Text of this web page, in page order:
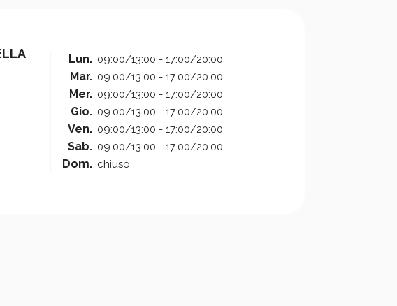
Lun. 09:00/13:00 - 17:00/20:00
Mar. 09:00/13:00 - 17:00/20:00
Mer. 09:00/13:00 - 17:00/20:00
Gio. 09:00/13:00 - 17:00/20:00
Ven. 09:00/13:00 - 17:00/20:00
Sab. 09:00/13:00 - 17:00/20:00
Dom. chiuso